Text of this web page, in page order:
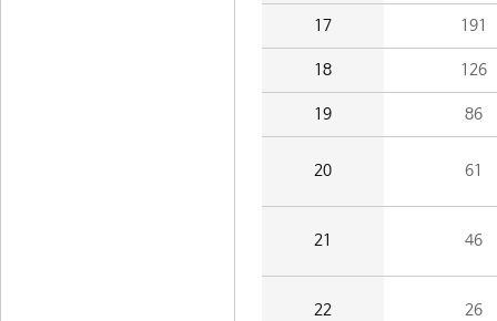
17 191
18 126
19 86
20 61
21 46
22 26